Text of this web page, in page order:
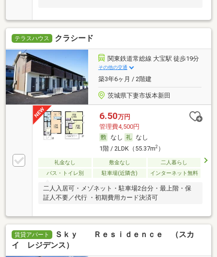
テラスハウス クラシード
関東鉄道常総線 大宝駅 徒歩19分
その他の交通
築3年6ヶ月 / 2階建
茨城県下妻市坂本新田
6.50万円
管理費4,500円
なし
なし
1階 / 2LDK（55.37m2）
礼金なし 敷金なし
二人暮らし
バス・トイレ別
駐車場(近隣含) インターネット無料
二人入居可・メゾネット・駐車場2台分・最上階・保
証人不要／代行 ・初期費用カード決済可
賃貸アパート
Ｓｋｙ Ｒｅｓｉｄｅｎｃｅ （スカ
イ レジデンス）